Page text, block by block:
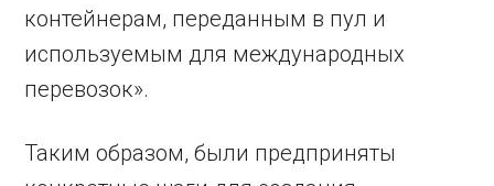
контейнерам, переданным в пул и
используемым для международных
перевозок».
Таким образом, были предприняты